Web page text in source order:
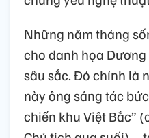
Những năm tháng
cho danh họa
sâu sắc. Đó chính là
này ông sáng tác
chiến khu Việt Bắc”